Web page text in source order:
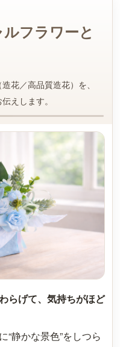
フラワーと
花／高品質造花）を、
えします。
らげて、気持ちがほど
“静かな景色”をしつら